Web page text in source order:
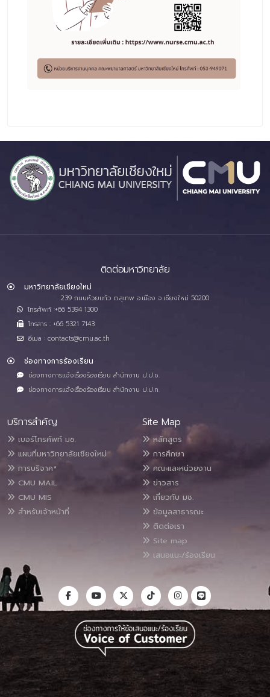
ติดต่อมหาวิทยาลัย
มหาวิทยาลัยเชียงใหม่
239 ถนนห้วยแก้ว ต.สุเทพ อ.เมือง จ.เชียงใหม่ 50200
โทรศัพท์ :+66 5394 1300
โทรสาร : +66 5321 7143
อีเมล : contacts@cmu.ac.th
ช่องทางการร้องเรียน
ช่องทางการแจ้งเรื่องร้องเรียน สำนักงาน ป.ป.ช.
ช่องทางการแจ้งเรื่องร้องเรียน สำนักงาน ป.ป.ท.
บริการสำคัญ
เบอร์โทรศัพท์ มช.
แผนที่มหาวิทยาลัยเชียงใหม่
การบริจาค*
CMU MAIL
CMU MIS
สำหรับเจ้าหน้าที่
Site Map
หลักสูตร
การศึกษา
คณะและหน่วยงาน
ข่าวสาร
เกี่ยวกับ มช.
ข้อมูลสาธารณะ
ติดต่อเรา
Site map
เสนอแนะ/ร้องเรียน